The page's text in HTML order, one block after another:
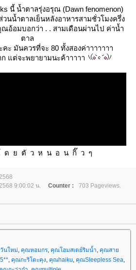
นี้ น้ำตาลรุ่งอรุณ (Dawn fenomenon)
วนน้ำตาลเย็นหลังอาหารสามชั่วโมงครึ่ง
อ้อมบอกว่า . . สามเดือนผ่านไป ค่าน้ำ
ตาล
ะ มันควรที่จะ 80 ทั้งสองค่าาาาาาา
แต่จะพยายามนะค้าาาาา
ด ย ตั ว ห น อ น กิ๊ ว ๆ
9:00:02 น. Counter :
703 Pageviews.
นใหม่ คุณหอมกร คุณโฮมสเตย์ริมน้ำ คุณสา
คุณกะริโตะคุง คุณhaiku คุณSleepless Sea